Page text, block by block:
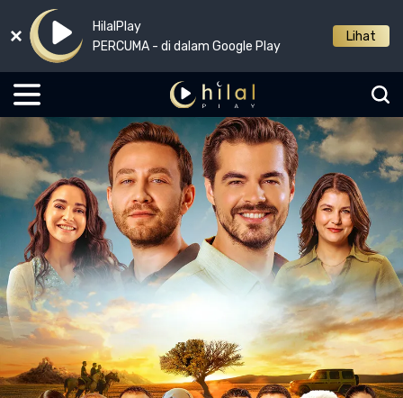
HilalPlay
PERCUMA - di dalam Google Play
Lihat